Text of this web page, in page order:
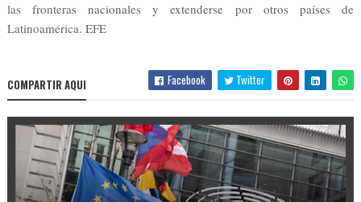
las fronteras nacionales y extenderse por otros países de
Latinoamérica. EFE
COMPARTIR AQUI Facebook Twitter